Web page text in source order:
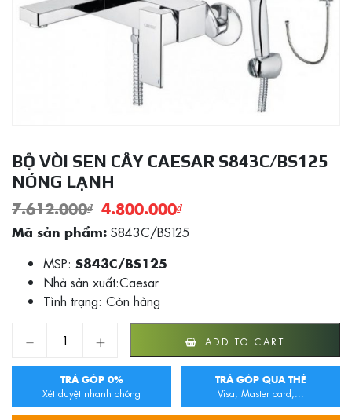
BỘ VÒI SEN CÂY CAESAR S843C/BS125
NÓNG LẠNH
7.612.000₫ 4.800.000₫
Mã sản phẩm: S843C/BS125
MSP: S843C/BS125
Nhà sản xuất:Caesar
Tình trạng: Còn hàng
BỘ VÒI SEN CÂY CAESAR S843C/BS125 NÓNG LẠNH
ADD TO CART
TRẢ GÓP 0%
Xét duyệt nhanh chóng
TRẢ GÓP QUA THẺ
Visa, Master card,...